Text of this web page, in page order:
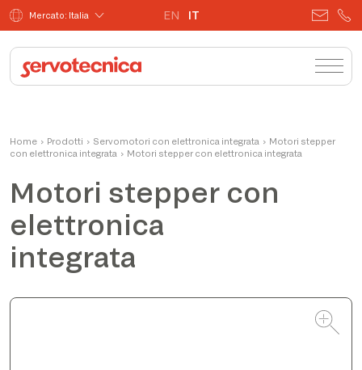
Mercato: Italia EN IT
Home › Prodotti › Servomotori con elettronica integrata › Motori stepper
con elettronica integrata › Motori stepper con elettronica integrata
Motori stepper con
elettronica
integrata
Product Manager